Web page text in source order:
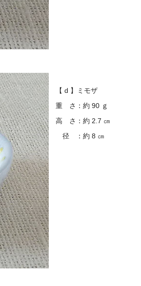
【 d 】ミモザ
重 さ：約 90 ｇ
高 さ：約 2.7 ㎝
径 ：約 8 ㎝